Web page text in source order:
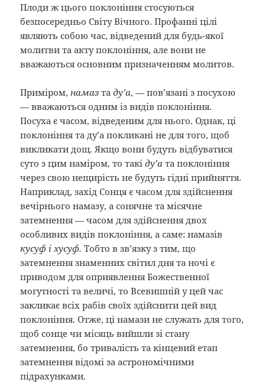
Плоди ж цього поклоніння стосуються
безпосередньо Світу Вічного. Профанні цілі
являють собою час, відведений для будь-якої
молитви та акту поклоніння, але вони не
вважаються основним призначенням молитов.
Приміром,намазтаду’а, — пов’язані з посухою
— вважаються одним із видів поклоніння.
Посуха є часом, відведеним для нього. Однак, ці
поклоніння та ду’а покликані не для того, щоб
викликати дощ. Якщо вони будуть відбуватися
суто з цим наміром, то такіду’а та поклоніння
через свою нещирість не будуть гідні прийняття.
Наприклад, захід Сонця є часом для здійснення
вечірнього намазу, а сонячне та місячне
затемнення — часом для здійснення двох
особливих видів поклоніння, а саме: намазів
кусуф і хусуф.Тобто в зв’язку з тим, що
затемнення знаменних світил дня та ночі є
приводом для оприявлення Божественної
могутності та величі, то Всевишній у цей час
закликає всіх рабів своїх здійснити цей вид
поклоніння. Отже, ці намази не служать для того,
щоб сонце чи місяць вийшли зі стану
затемнення, бо тривалість та кінцевий етап
затемнення відомі за астрономічними
підрахунками.